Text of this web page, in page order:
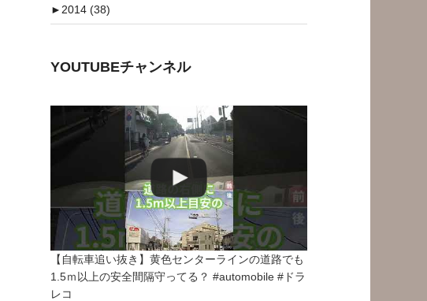
►2014 (38)
YOUTUBEチャンネル
【自転車追い抜き】黄色センターラインの道路でも
1.5ｍ以上の安全間隔守ってる？ #automobile #ドラ
レコ